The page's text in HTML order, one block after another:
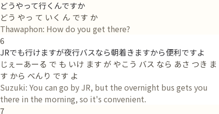
どうやって行くんですか
どう やっ て いく ん です か
Thawaphon: How do you get there?
6
JRでも行けますが夜行バスなら朝着きますから便利ですよ
じぇーあーる で も いけ ます が やこう バス なら あさ つき ま
す から べんり です よ
Suzuki: You can go by JR, but the overnight bus gets you
there in the morning, so it's convenient.
7